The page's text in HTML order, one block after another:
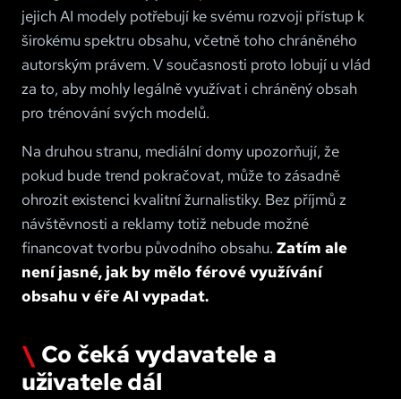
jejich AI modely potřebují ke svému rozvoji přístup k
širokému spektru obsahu, včetně toho chráněného
autorským právem. V současnosti proto lobují u vlád
za to, aby mohly legálně využívat i chráněný obsah
pro trénování svých modelů.
Na druhou stranu, mediální domy upozorňují, že
pokud bude trend pokračovat, může to zásadně
ohrozit existenci kvalitní žurnalistiky. Bez příjmů z
návštěvnosti a reklamy totiž nebude možné
financovat tvorbu původního obsahu. Zatím ale
není jasné, jak by mělo férové využívání
obsahu v éře AI vypadat.
Co čeká vydavatele a
uživatele dál